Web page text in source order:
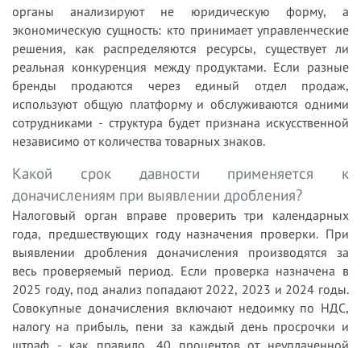
органы анализируют не юридическую форму, а
экономическую сущность: кто принимает управленческие
решения, как распределяются ресурсы, существует ли
реальная конкуренция между продуктами. Если разные
бренды продаются через единый отдел продаж,
используют общую платформу и обслуживаются одними
сотрудниками - структура будет признана искусственной
независимо от количества товарных знаков.
Какой срок давности применяется к
доначислениям при выявлении дробления?
Налоговый орган вправе проверить три календарных
года, предшествующих году назначения проверки. При
выявлении дробления доначисления производятся за
весь проверяемый период. Если проверка назначена в
2025 году, под анализ попадают 2022, 2023 и 2024 годы.
Совокупные доначисления включают недоимку по НДС,
налогу на прибыль, пени за каждый день просрочки и
штраф - как правило, 40 процентов от неуплаченной